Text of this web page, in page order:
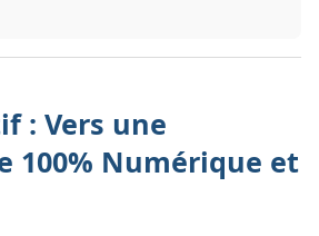
: Vers une
100% Numérique et